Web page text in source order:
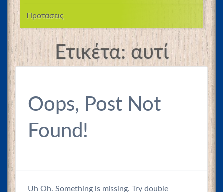
Προτάσεις
Ετικέτα: αυτί
Oops, Post Not
Found!
Uh Oh. Something is missing. Try double